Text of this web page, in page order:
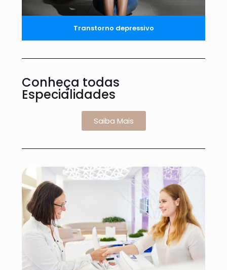
Transtorno depressivo
Conheça todas
Especialidades
Saiba Mais